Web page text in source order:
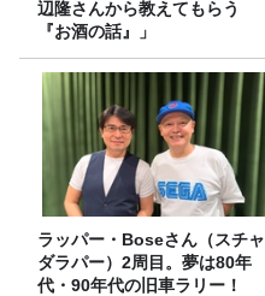
辺隆さんから教えてもらう
『お酒の話』」
ラッパー・Boseさん（スチャ
ダラパー）2周目。夢は80年
代・90年代の旧車ラリー！